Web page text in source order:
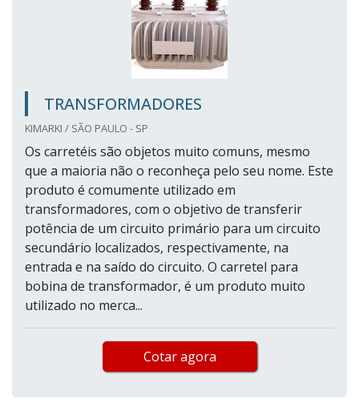
TRANSFORMADORES
KIMARKI / SÃO PAULO - SP
Os carretéis são objetos muito comuns, mesmo
que a maioria não o reconheça pelo seu nome. Este
produto é comumente utilizado em
transformadores, com o objetivo de transferir
potência de um circuito primário para um circuito
secundário localizados, respectivamente, na
entrada e na saído do circuito. O carretel para
bobina de transformador, é um produto muito
utilizado no merca...
Cotar agora